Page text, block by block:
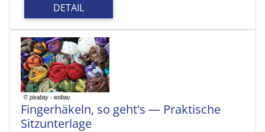
DETAIL
Fingerhäkeln, so geht's — Praktische
Sitzunterlage